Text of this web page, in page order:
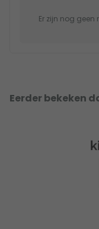
Er zijn nog
Eerder bekeken